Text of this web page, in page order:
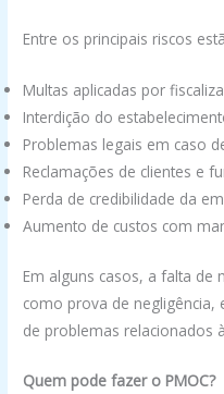
Entre os principais riscos
Multas aplicadas por
Interdição do
Problemas legais em caso
Reclamações de clientes e
Perda de credibilidade da
Aumento de custos com
Em alguns casos, a falta de
como prova de negligência,
de problemas relacionados
Quem pode fazer o PMOC?